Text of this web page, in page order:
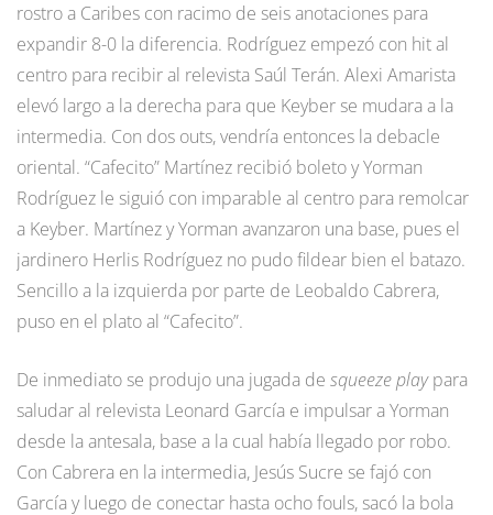
rostro a Caribes con racimo de seis anotaciones para
expandir 8-0 la diferencia. Rodríguez empezó con hit al
centro para recibir al relevista Saúl Terán. Alexi Amarista
elevó largo a la derecha para que Keyber se mudara a la
intermedia. Con dos outs, vendría entonces la debacle
oriental. “Cafecito” Martínez recibió boleto y Yorman
Rodríguez le siguió con imparable al centro para remolcar
a Keyber. Martínez y Yorman avanzaron una base, pues el
jardinero Herlis Rodríguez no pudo fildear bien el batazo.
Sencillo a la izquierda por parte de Leobaldo Cabrera,
puso en el plato al “Cafecito”.
De inmediato se produjo una jugada de squeeze playpara
saludar al relevista Leonard García e impulsar a Yorman
desde la antesala, base a la cual había llegado por robo.
Con Cabrera en la intermedia, Jesús Sucre se fajó con
García y luego de conectar hasta ocho fouls, sacó la bola